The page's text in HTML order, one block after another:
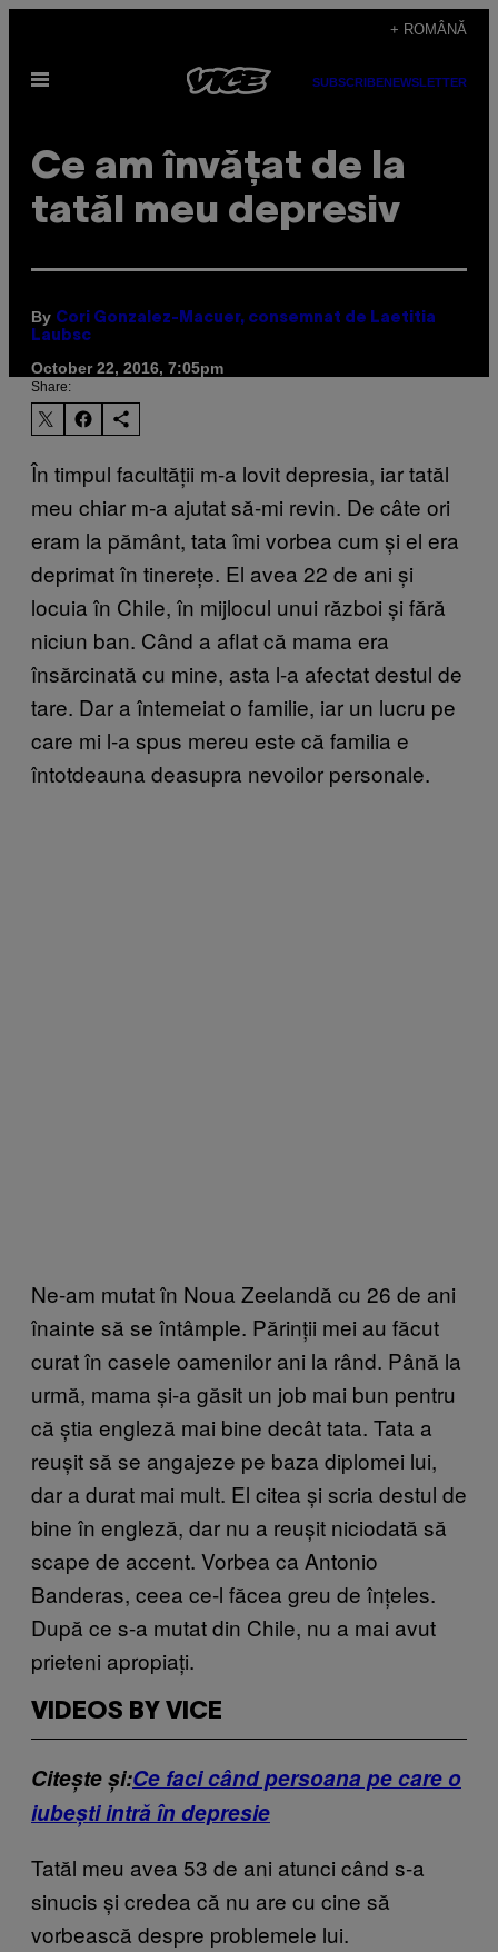
content
+ ROMÂNĂ
Open
SUBSCRIBENEWSLETTER
Ce am învățat de la
tatăl meu depresiv
By Cori Gonzalez-Macuer, consemnat de Laetitia
Laubsc
October 22, 2016, 7:05pm
Share:
În timpul facultății m-a lovit depresia, iar tatăl
meu chiar m-a ajutat să-mi revin. De câte ori
eram la pământ, tata îmi vorbea cum și el era
deprimat în tinerețe. El avea 22 de ani și
locuia în Chile, în mijlocul unui război și fără
niciun ban. Când a aflat că mama era
însărcinată cu mine, asta l-a afectat destul de
tare. Dar a întemeiat o familie, iar un lucru pe
care mi l-a spus mereu este că familia e
întotdeauna deasupra nevoilor personale.
Ne-am mutat în Noua Zeelandă cu 26 de ani
înainte să se întâmple. Părinții mei au făcut
curat în casele oamenilor ani la rând. Până la
urmă, mama și-a găsit un job mai bun pentru
că știa engleză mai bine decât tata. Tata a
reușit să se angajeze pe baza diplomei lui,
dar a durat mai mult. El citea și scria destul de
bine în engleză, dar nu a reușit niciodată să
scape de accent. Vorbea ca Antonio
Banderas, ceea ce-l făcea greu de înțeles.
După ce s-a mutat din Chile, nu a mai avut
prieteni apropiați.
VIDEOS BY VICE
Citește și:Ce faci când persoana pe care o
iubești intră în depresie
Tatăl meu avea 53 de ani atunci când s-a
sinucis și credea că nu are cu cine să
vorbească despre problemele lui.